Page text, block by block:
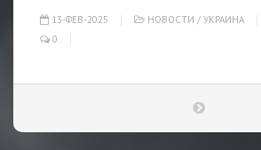
13-ФЕВ-2025 НОВОСТИ / УКРАИНА
0